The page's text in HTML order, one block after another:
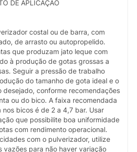
DE APLICAÇÃO
costal ou de barra, com
de arrasto ou autopropelido.
que produzam jato leque com
à produção de gotas grossas a
Seguir a pressão de trabalho
do tamanho de gota ideal e o
desejado, conforme recomendações
ou do bico. A faixa recomendada
bicos é de 2 a 4,7 bar. Usar
que possibilite boa uniformidade
com rendimento operacional.
com o pulverizador, utilize
vazões para não haver variação